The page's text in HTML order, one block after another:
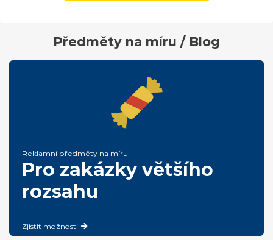
Předměty na míru / Blog
Reklamní předměty na míru
Pro zakázky většího
rozsahu
Zjistit možnosti